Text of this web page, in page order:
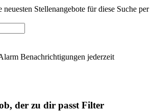
neuesten Stellenangebote für diese Suche per
Benachrichtigungen jederzeit
der zu dir passt Filter